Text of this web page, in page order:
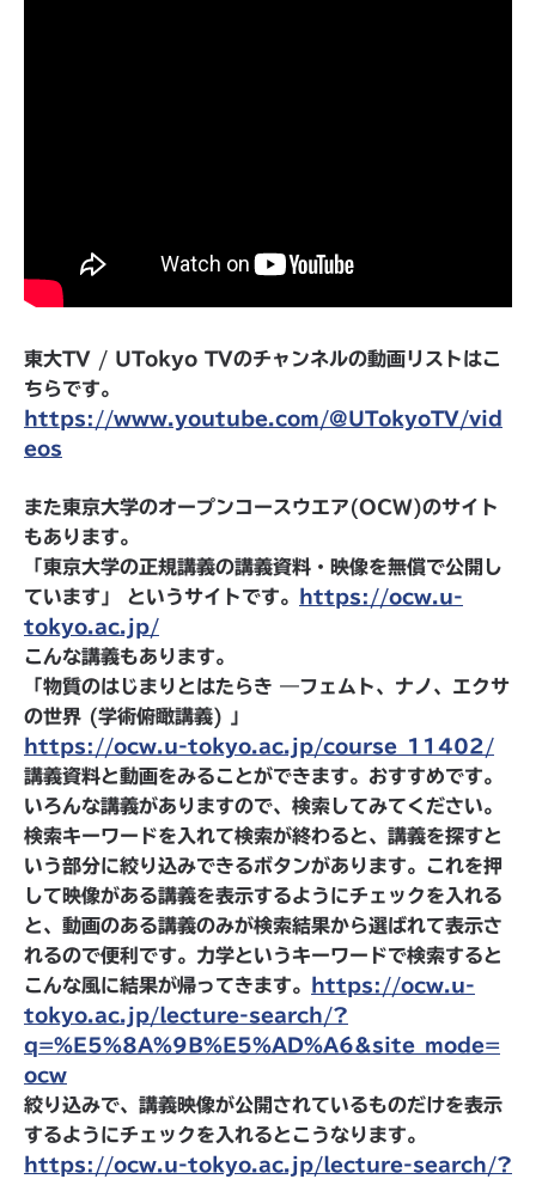
東大TV / UTokyo TVのチャンネルの動画リストはこ
ちらです。
https://www.youtube.com/@UTokyoTV/vid
eos
また東京大学のオープンコースウエア(OCW)のサイト
もあります。
「東京大学の正規講義の講義資料・映像を無償で公開し
ています」 というサイトです。
https://ocw.u-
tokyo.ac.jp/
こんな講義もあります。
「物質のはじまりとはたらき ―フェムト、ナノ、エクサ
の世界 (学術俯瞰講義) 」
https://ocw.u-tokyo.ac.jp/course_11402/
講義資料と動画をみることができます。おすすめです。
いろんな講義がありますので、検索してみてください。
検索キーワードを入れて検索が終わると、講義を探すと
いう部分に絞り込みできるボタンがあります。これを押
して映像がある講義を表示するようにチェックを入れる
と、動画のある講義のみが検索結果から選ばれて表示さ
れるので便利です。力学というキーワードで検索すると
こんな風に結果が帰ってきます。
https://ocw.u-
tokyo.ac.jp/lecture-search/?
q=%E5%8A%9B%E5%AD%A6&site_mode=
ocw
絞り込みで、講義映像が公開されているものだけを表示
するようにチェックを入れるとこうなります。
https://ocw.u-tokyo.ac.jp/lecture-search/?